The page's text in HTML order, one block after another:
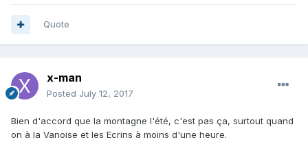
Quote
x-man
Posted July 12, 2017
Bien d'accord que la montagne l'été, c'est pas ça, surtout quand
on à la Vanoise et les Ecrins à moins d'une heure.